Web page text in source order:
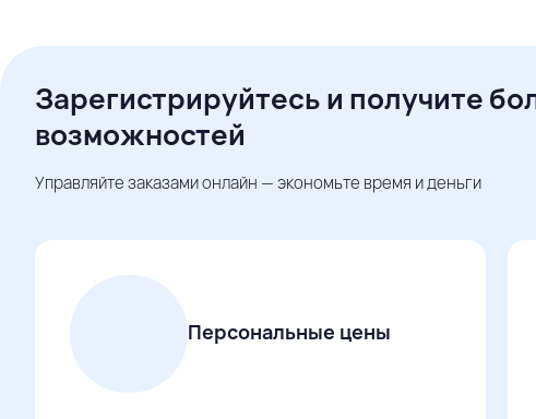
Зарегистрируйтесь и получите
возможностей
Управляйте заказами онлайн — экономьте время и деньги
Персональные цены